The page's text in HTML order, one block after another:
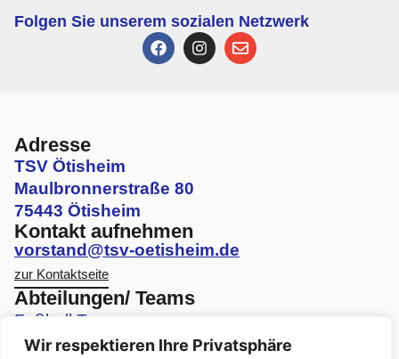
Wir respektieren Ihre Privatsphäre
Folgen Sie unserem sozialen Netzwerk
Adresse
TSV Ötisheim
Maulbronnerstraße 80
75443 Ötisheim
Kontakt aufnehmen
vorstand@tsv-oetisheim.de
zur Kontaktseite
Abteilungen/ Teams
Fußball Teams